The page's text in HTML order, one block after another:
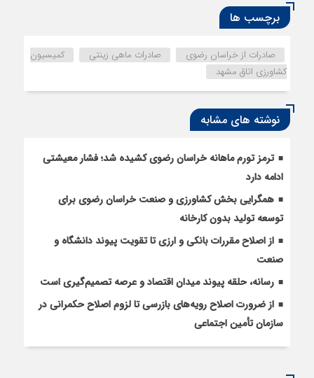
برچسب ها
صادرات از خراسان رضوی صادرات ماهی زینتی
کمیسیون
کشاورزی اتاق مشهد
نوشته های مشابه
ترمز تورم ماهانه خراسان رضوی کشیده شد؛ فشار معیشتی
ادامه دارد
همگرایی بخش کشاورزی و صنعت خراسان رضوی برای
توسعه تولید بدون کارخانه
از اصلاح مقررات بانکی و ارزی تا تقویت پیوند دانشگاه و
صنعت
رسانه، حلقه پیوند میدان اقتصاد و عرصه تصمیم‌گیری است
از ضرورت اصلاح رویه‌های بازرسی تا لزوم اصلاح حکمرانی در
سازمان تأمین اجتماعی